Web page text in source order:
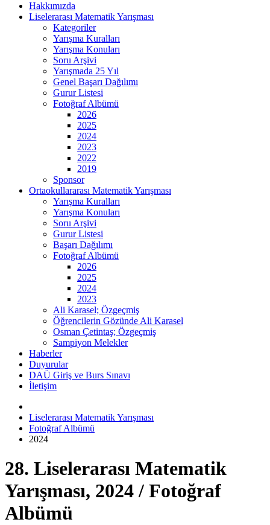
Hakkımızda
Liselerarası Matematik Yarışması
Kategoriler
Yarışma Kuralları
Yarışma Konuları
Soru Arşivi
Yarışmada 25 Yıl
Genel Başarı Dağılımı
Gurur Listesi
Fotoğraf Albümü
2026
2025
2024
2023
2022
2019
Sponsor
Ortaokullararası Matematik Yarışması
Yarışma Kuralları
Yarışma Konuları
Soru Arşivi
Gurur Listesi
Başarı Dağılımı
Fotoğraf Albümü
2026
2025
2024
2023
Ali Karasel; Özgeçmiş
Öğrencilerin Gözünde Ali Karasel
Osman Çetintaş; Özgeçmiş
Sampiyon Melekler
Haberler
Duyurular
DAÜ Giriş ve Burs Sınavı
İletişim
Liselerarası Matematik Yarışması
Fotoğraf Albümü
2024
28. Liselerarası Matematik
Yarışması, 2024 / Fotoğraf
Albümü